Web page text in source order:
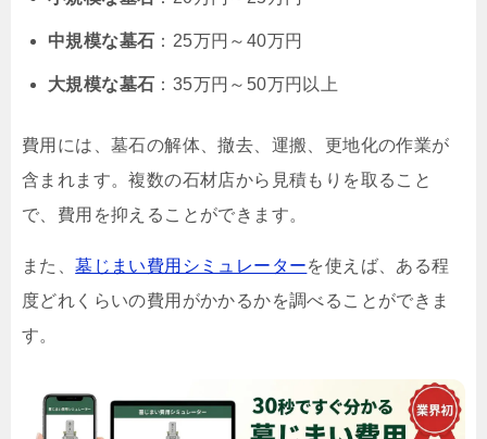
中規模な墓石 ：25万円～40万円
大規模な墓石 ：35万円～50万円以上
費用には、墓石の解体、撤去、運搬、更地化の作業が
含まれます。複数の石材店から見積もりを取ること
で、費用を抑えることができます。
また、墓じまい費用シミュレーターを使えば、ある程
度どれくらいの費用がかかるかを調べることができま
す。